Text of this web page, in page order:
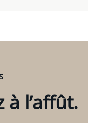
à l’affût.